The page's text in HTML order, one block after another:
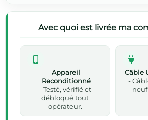
Avec quoi est livrée ma
Appareil
Reconditionné
- Testé, vérifié et
débloqué tout
opérateur.
Câble
-